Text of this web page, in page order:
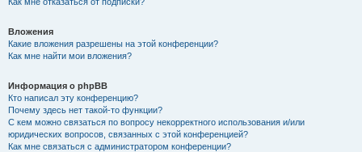
Вложения
Какие вложения разрешены на этой конференции?
Как мне найти мои вложения?
Информация о phpBB
Кто написал эту конференцию?
Почему здесь нет такой-то функции?
С кем можно связаться по вопросу некорректного использования и/или
юридических вопросов, связанных с этой конференцией?
Как мне связаться с администратором конференции?